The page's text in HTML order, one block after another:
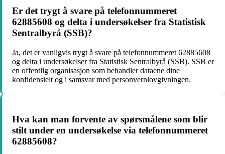
Er det trygt å svare på telefonnummeret
62885608 og delta i undersøkelser fra Statistisk
Sentralbyrå (SSB)?
Ja, det er vanligvis trygt å svare på telefonnummeret 62885608
og delta i undersøkelser fra Statistisk Sentralbyrå (SSB). SSB er
en offentlig organisasjon som behandler dataene dine
konfidensielt og i samsvar med personvernlovgivningen.
Hva kan man forvente av spørsmålene som blir
stilt under en undersøkelse via telefonnummeret
62885608?